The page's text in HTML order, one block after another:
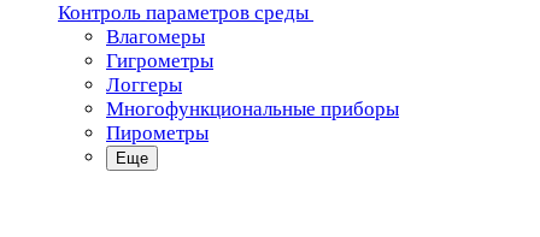
Контроль параметров среды
Влагомеры
Гигрометры
Логгеры
Многофункциональные приборы
Пирометры
Еще